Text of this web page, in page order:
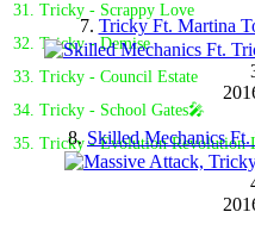
31. Tricky - Scrappy Love
32. Tricky - Demise
33. Tricky - Council Estate
34. Tricky - School Gates🎤
35. Tricky - Evolution Revolution
7. Tricky Ft. Martina
8.Skilled Mechanics